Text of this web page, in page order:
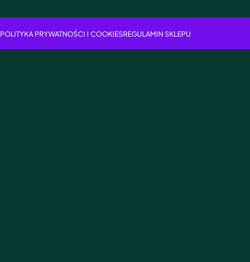
POLITYKA PRYWATNOŚCI I COOKIESREGULAMIN SKLEPU